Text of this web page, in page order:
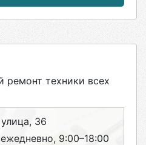
ремонт техники всех
36
ежедневно, 9:00–18:00